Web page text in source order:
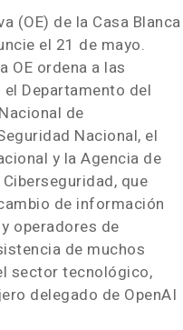
(OE) de la Casa Blanca
el 21 de mayo.
OE ordena a las
Departamento del
de
Nacional, el
y la Agencia de
que
de información
operadores de
de muchos
sector tecnológico,
delegado de OpenAI